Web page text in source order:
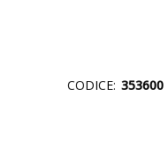
CODICE: 353600